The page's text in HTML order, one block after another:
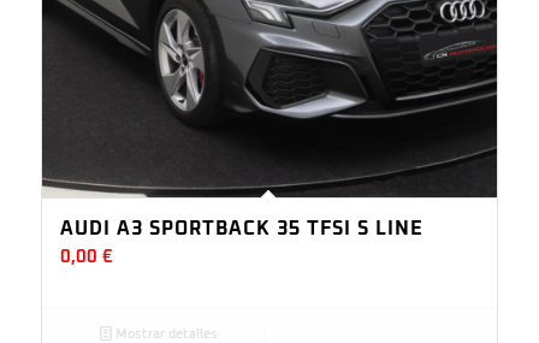
AUDI A3 SPORTBACK 35 TFSI S LINE
0,00 €
Mostrar detalles